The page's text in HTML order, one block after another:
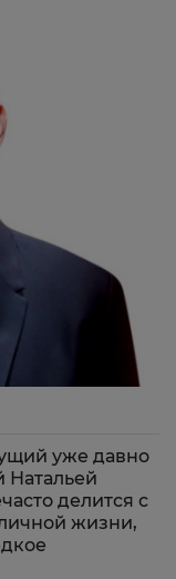
уже давно
Натальей
делится с
жизни,